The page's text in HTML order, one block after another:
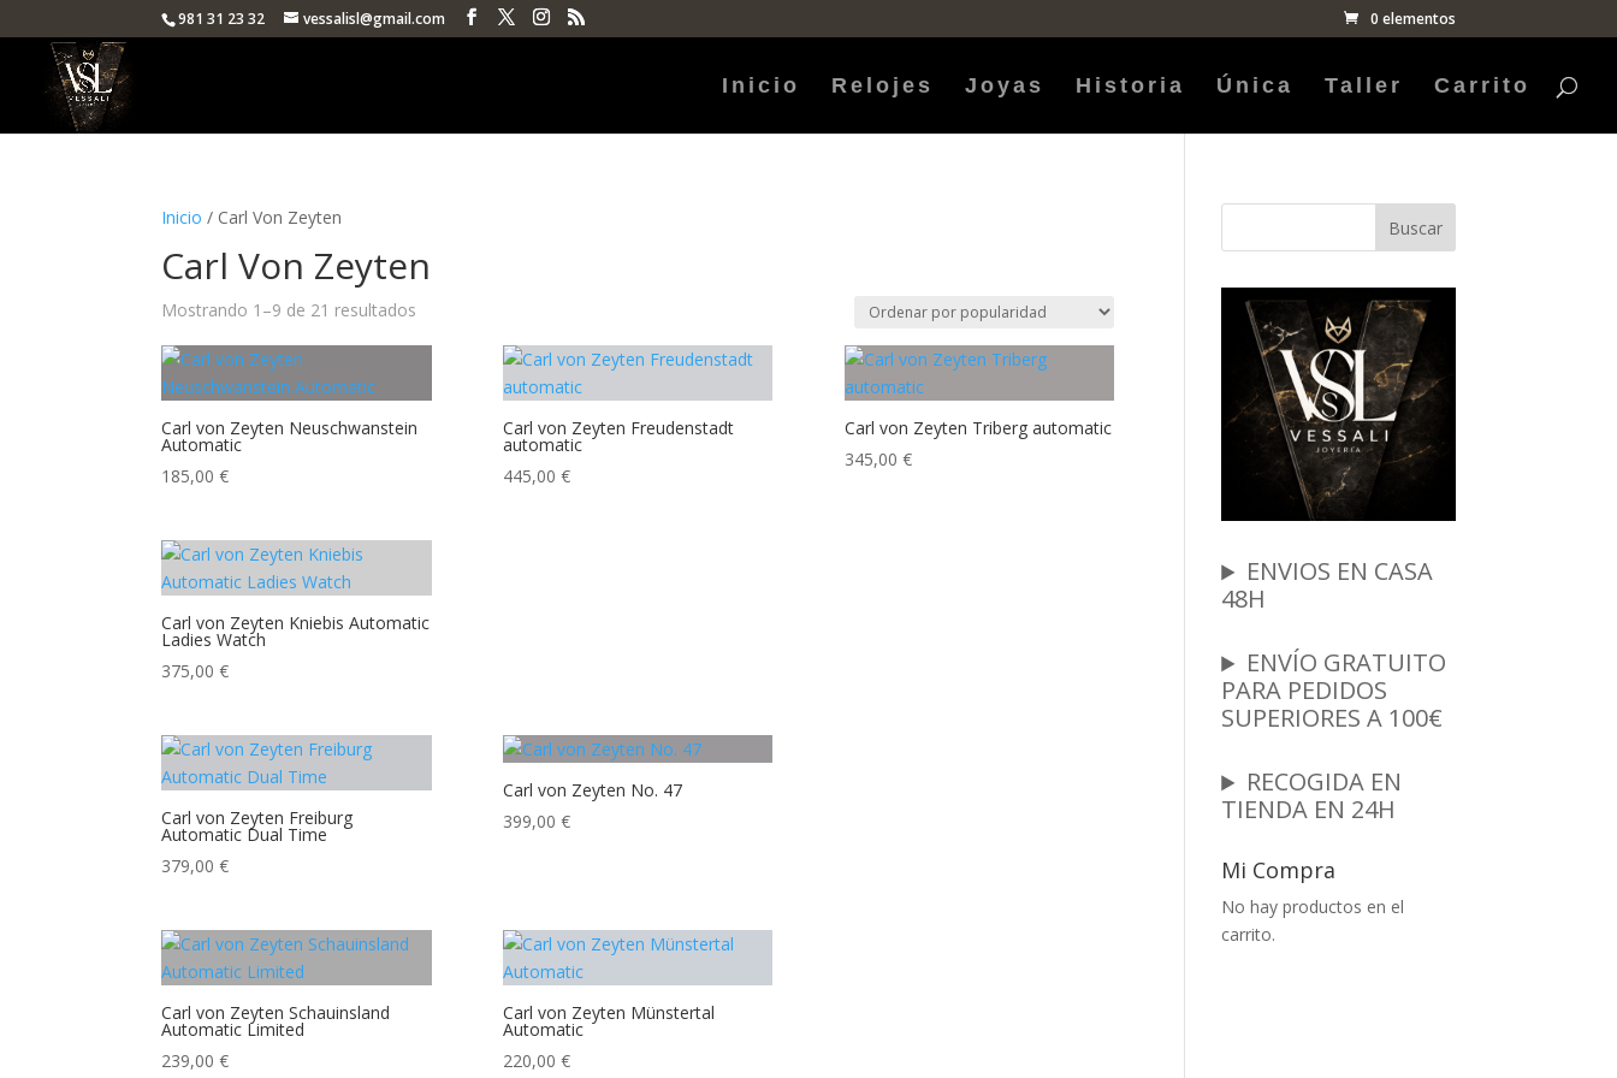
981 31 23 32 vessalisl@gmail.com 0 elementos
Inicio Relojes Joyas Historia Única Taller Carrito
Inicio / Carl Von Zeyten
Carl Von Zeyten
Mostrando 1–9 de 21 resultados
popularidad
Carl von Zeyten Neuschwanstein
Automatic
185,00€
Carl von Zeyten Freudenstadt
automatic
445,00 €
Carl von Zeyten Triberg automatic
345,00 €
Carl von Zeyten Kniebis Automatic
Ladies Watch
375,00€
Carl von Zeyten Freiburg
Automatic Dual Time
379,00€
Carl von Zeyten No. 47
399,00 €
Carl von Zeyten Schauinsland
Automatic Limited
239,00€
Carl von Zeyten Münstertal
Automatic
220,00 €
Buscar
ENVIOS EN CASA
48H
ENVÍO GRATUITO
PARA PEDIDOS
SUPERIORES A 100€
RECOGIDA EN
TIENDA EN 24H
Mi Compra
No hay productos en el
carrito.